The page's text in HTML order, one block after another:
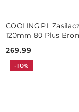
COOLING.PL
120mm 80 Plus
Cena:
269.99
-10%